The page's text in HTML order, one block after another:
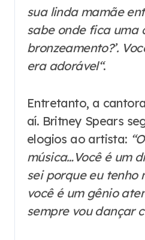
sua linda mamãe
sabe onde fica uma
bronzeamento?’.
era adorável“.
Entretanto, a
aí. Britney Spears
elogios ao artista:
música…Você é um
sei porque eu tenho
você é um gênio
sempre vou dançar